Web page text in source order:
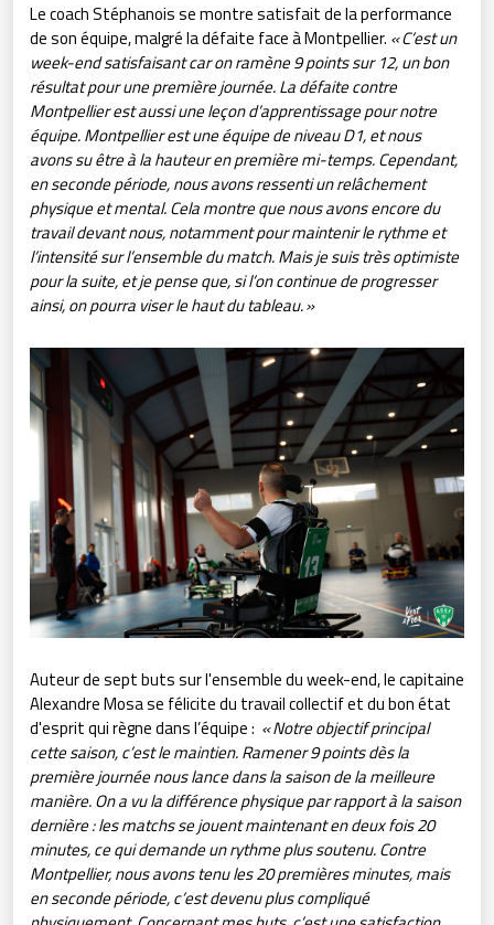
Le coach Stéphanois se montre satisfait de la performance
de son équipe, malgré la défaite face à Montpellier. « C’est un
week-end satisfaisant car on ramène 9 points sur 12, un bon
résultat pour une première journée. La défaite contre
Montpellier est aussi une leçon d’apprentissage pour notre
équipe. Montpellier est une équipe de niveau D1, et nous
avons su être à la hauteur en première mi-temps. Cependant,
en seconde période, nous avons ressenti un relâchement
physique et mental. Cela montre que nous avons encore du
travail devant nous, notamment pour maintenir le rythme et
l’intensité sur l’ensemble du match. Mais je suis très optimiste
pour la suite, et je pense que, si l’on continue de progresser
ainsi, on pourra viser le haut du tableau. »
Auteur de sept buts sur l'ensemble du week-end, le capitaine
Alexandre Mosa se félicite du travail collectif et du bon état
d'esprit qui règne dans l’équipe : « Notre objectif principal
cette saison, c’est le maintien. Ramener 9 points dès la
première journée nous lance dans la saison de la meilleure
manière. On a vu la différence physique par rapport à la saison
dernière : les matchs se jouent maintenant en deux fois 20
minutes, ce qui demande un rythme plus soutenu. Contre
Montpellier, nous avons tenu les 20 premières minutes, mais
en seconde période, c’est devenu plus compliqué